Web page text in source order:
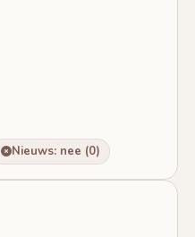
Nieuws: nee (0)